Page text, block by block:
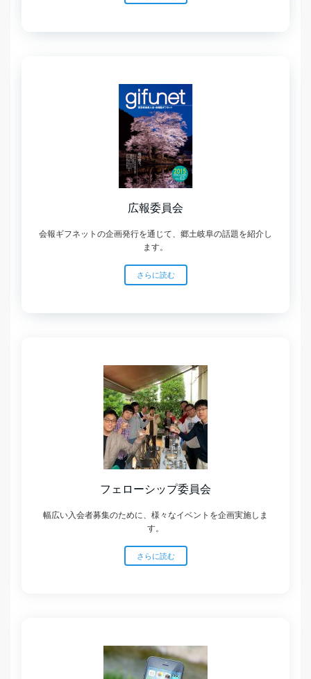
広報委員会
会報ギフネットの企画発行を通じて、郷土岐阜の話題を紹介し
ます。
さらに読む
フェローシップ委員会
幅広い入会者募集のために、様々なイベントを企画実施しま
す。
さらに読む